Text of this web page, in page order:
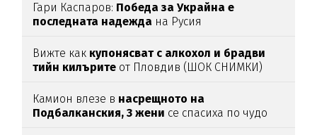
Гари Каспаров: Победа за Украйна е
последната надежда на Русия
Вижте как купонясват с алкохол и брадви
тийн килърите от Пловдив (ШОК СНИМКИ)
Камион влезе в насрещното на
Подбалканския, 3 жени се спасиха по чудо